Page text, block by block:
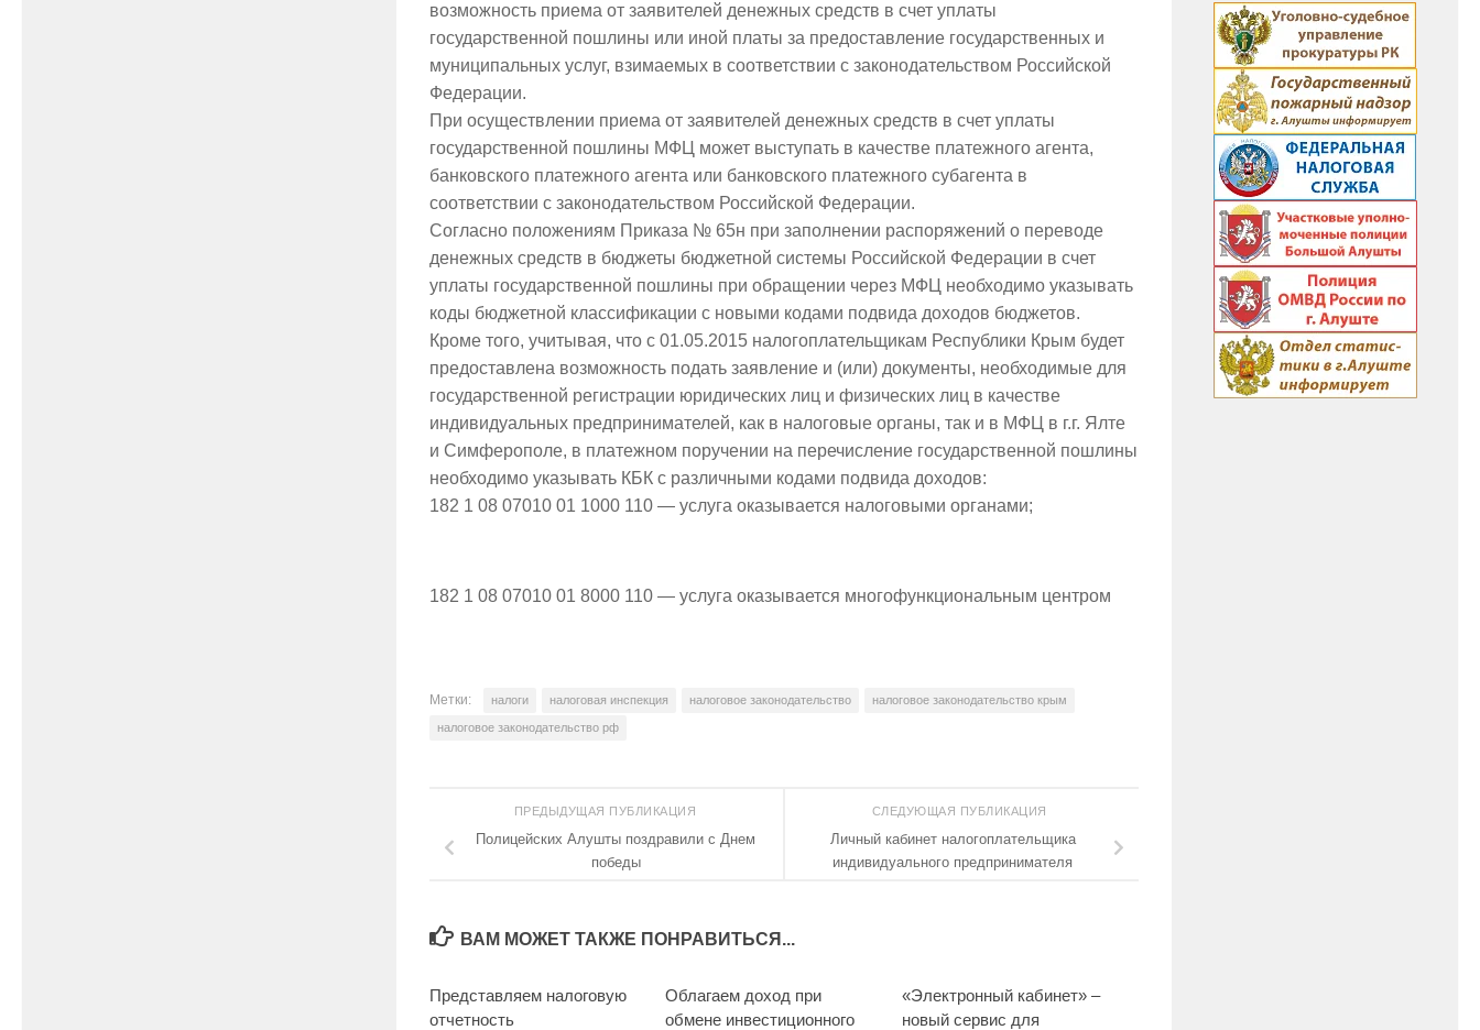
возможность приема от заявителей денежных средств в счет уплаты
государственной пошлины или иной платы за предоставление государственных и
муниципальных услуг, взимаемых в соответствии с законодательством Российской
Федерации.
При осуществлении приема от заявителей денежных средств в счет уплаты
государственной пошлины МФЦ может выступать в качестве платежного агента,
банковского платежного агента или банковского платежного субагента в
соответствии с законодательством Российской Федерации.
Согласно положениям Приказа № 65н при заполнении распоряжений о переводе
денежных средств в бюджеты бюджетной системы Российской Федерации в счет
уплаты государственной пошлины при обращении через МФЦ необходимо указывать
коды бюджетной классификации с новыми кодами подвида доходов бюджетов.
Кроме того, учитывая, что с 01.05.2015 налогоплательщикам Республики Крым будет
предоставлена возможность подать заявление и (или) документы, необходимые для
государственной регистрации юридических лиц и физических лиц в качестве
индивидуальных предпринимателей, как в налоговые органы, так и в МФЦ в г.г. Ялте
и Симферополе, в платежном поручении на перечисление государственной пошлины
необходимо указывать КБК с различными кодами подвида доходов:
182 1 08 07010 01 1000 110 — услуга оказывается налоговыми органами;
182 1 08 07010 01 8000 110 — услуга оказывается многофункциональным центром
Метки: налоги налоговая инспекция налоговое законодательство налоговое законодательство крым
налоговое законодательство рф
СЛЕДУЮЩАЯ ПУБЛИКАЦИЯ
Личный кабинет налогоплательщика
индивидуального предпринимателя
ПРЕДЫДУЩАЯ ПУБЛИКАЦИЯ
Полицейских Алушты поздравили с Днем
победы
ВАМ МОЖЕТ ТАКЖЕ ПОНРАВИТЬСЯ...
Представляем налоговую
отчетность
Облагаем доход при
обмене инвестиционного
«Электронный кабинет» –
новый сервис для